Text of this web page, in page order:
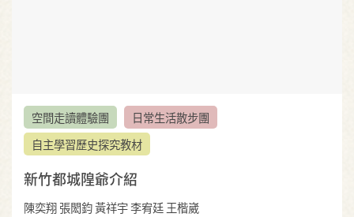
空間走讀體驗團
日常生活散步團
自主學習歷史探究教材
新竹都城隍爺介紹
陳奕翔 張閎鈞 黃祥宇 李宥廷 王楷崴